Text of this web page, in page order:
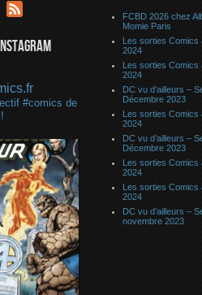
YouTube
#comics de
FCBD 2026 chez
Momie Paris
Les sorties Comics
2024
Les sorties Comics
2024
DC vu d’ailleurs –
Décembre 2023
Les sorties Comics
2024
DC vu d’ailleurs –
Décembre 2023
Les sorties Comics
2024
Les sorties Comics
2024
DC vu d’ailleurs –
novembre 2023